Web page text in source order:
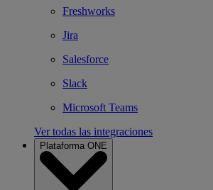
Freshworks
Jira
Salesforce
Slack
Microsoft Teams
Ver todas las integraciones
Plataforma ONE